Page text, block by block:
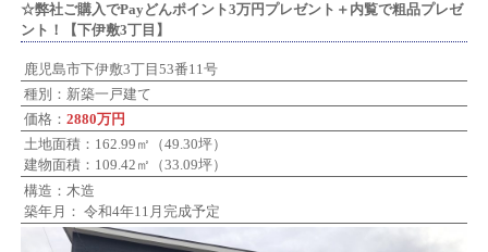
☆弊社ご購入でPayどんポイント3万円プレゼント＋内覧で粗品プレゼ
ント！【下伊敷3丁目】
鹿児島市下伊敷3丁目53番11号
種別：新築一戸建て
価格：2880万円
土地面積：162.99㎡（49.30坪）
建物面積：109.42㎡（33.09坪）
構造：木造
築年月： 令和4年11月完成予定